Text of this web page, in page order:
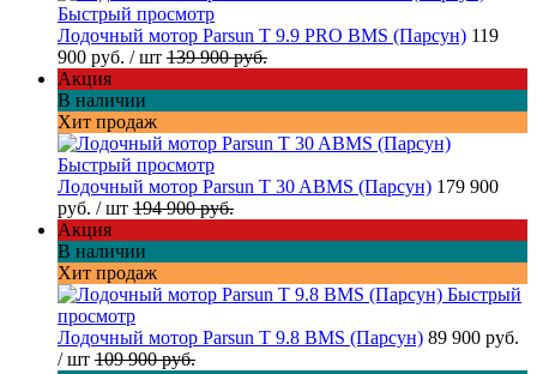
Быстрый просмотр
Лодочный мотор Parsun T 9.9 PRO BMS (Парсун) 119
900 руб. / шт 139 900 руб.
Акция
В наличии
Хит продаж
Быстрый просмотр
Лодочный мотор Parsun T 30 ABMS (Парсун) 179 900
руб. / шт 194 900 руб.
Акция
В наличии
Хит продаж
Быстрый
просмотр
Лодочный мотор Parsun T 9.8 BMS (Парсун) 89 900 руб.
/ шт 109 900 руб.